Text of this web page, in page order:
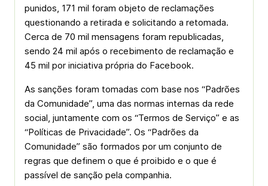
punidos, 171 mil foram objeto de reclamações
questionando a retirada e solicitando a retomada.
Cerca de 70 mil mensagens foram republicadas,
sendo 24 mil após o recebimento de reclamação e
45 mil por iniciativa própria do Facebook.
As sanções foram tomadas com base nos “Padrões
da Comunidade”, uma das normas internas da rede
social, juntamente com os “Termos de Serviço” e as
“Políticas de Privacidade”. Os “Padrões da
Comunidade” são formados por um conjunto de
regras que definem o que é proibido e o que é
passível de sanção pela companhia.